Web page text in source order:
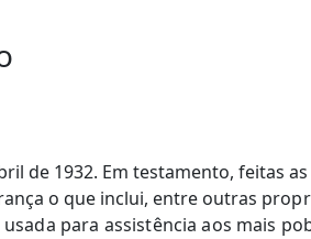
de 1932. Em testamento, feitas
o que inclui, entre outras
para assistência aos mais